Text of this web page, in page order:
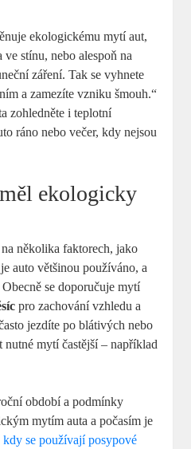
ekologickému mytí aut,
stínu, nebo alespoň na
záření. Tak se vyhnete
a zamezíte vzniku šmouh.“
zohledněte i teplotní
ráno nebo večer, kdy nejsou
ekologicky
několika faktorech, jako
auto většinou používáno, a
se doporučuje mytí
pro zachování vzhledu a
jezdíte po blátivých nebo
nutné mytí častější – například
období a podmínky
mytím auta a počasím je
kdy se používají posypové